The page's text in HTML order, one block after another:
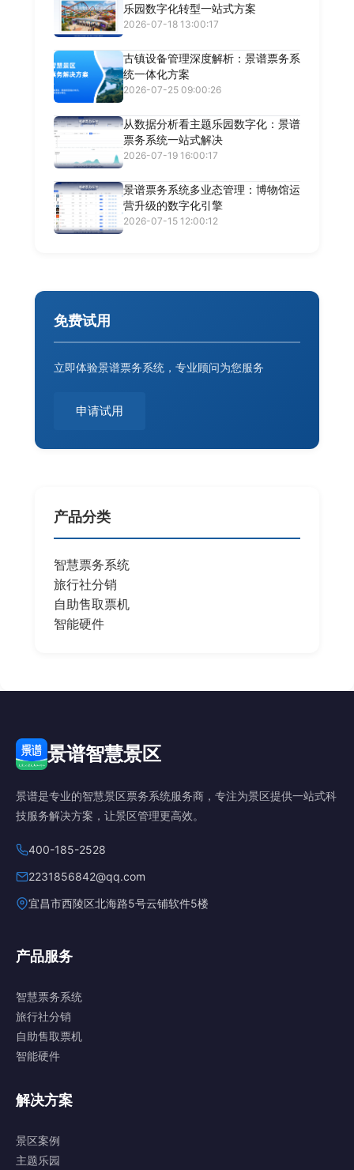
乐园数字化转型一站式方案
2026-07-18 13:00:17
古镇设备管理深度解析：景谱票务系
统一体化方案
2026-07-25 09:00:26
从数据分析看主题乐园数字化：景谱
票务系统一站式解决
2026-07-19 16:00:17
景谱票务系统多业态管理：博物馆运
营升级的数字化引擎
2026-07-15 12:00:12
免费试用
立即体验景谱票务系统，专业顾问为您服务
申请试用
产品分类
智慧票务系统
旅行社分销
自助售取票机
智能硬件
景谱智慧景区
景谱是专业的智慧景区票务系统服务商，专注为景区提供一站式科
技服务解决方案，让景区管理更高效。
400-185-2528
2231856842@qq.com
宜昌市西陵区北海路5号云铺软件5楼
产品服务
智慧票务系统
旅行社分销
自助售取票机
智能硬件
解决方案
景区案例
主题乐园